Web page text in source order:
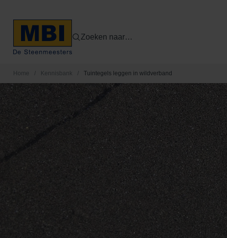
Zoeken naar…
Home / Kennisbank / Tuintegels leggen in wildverband